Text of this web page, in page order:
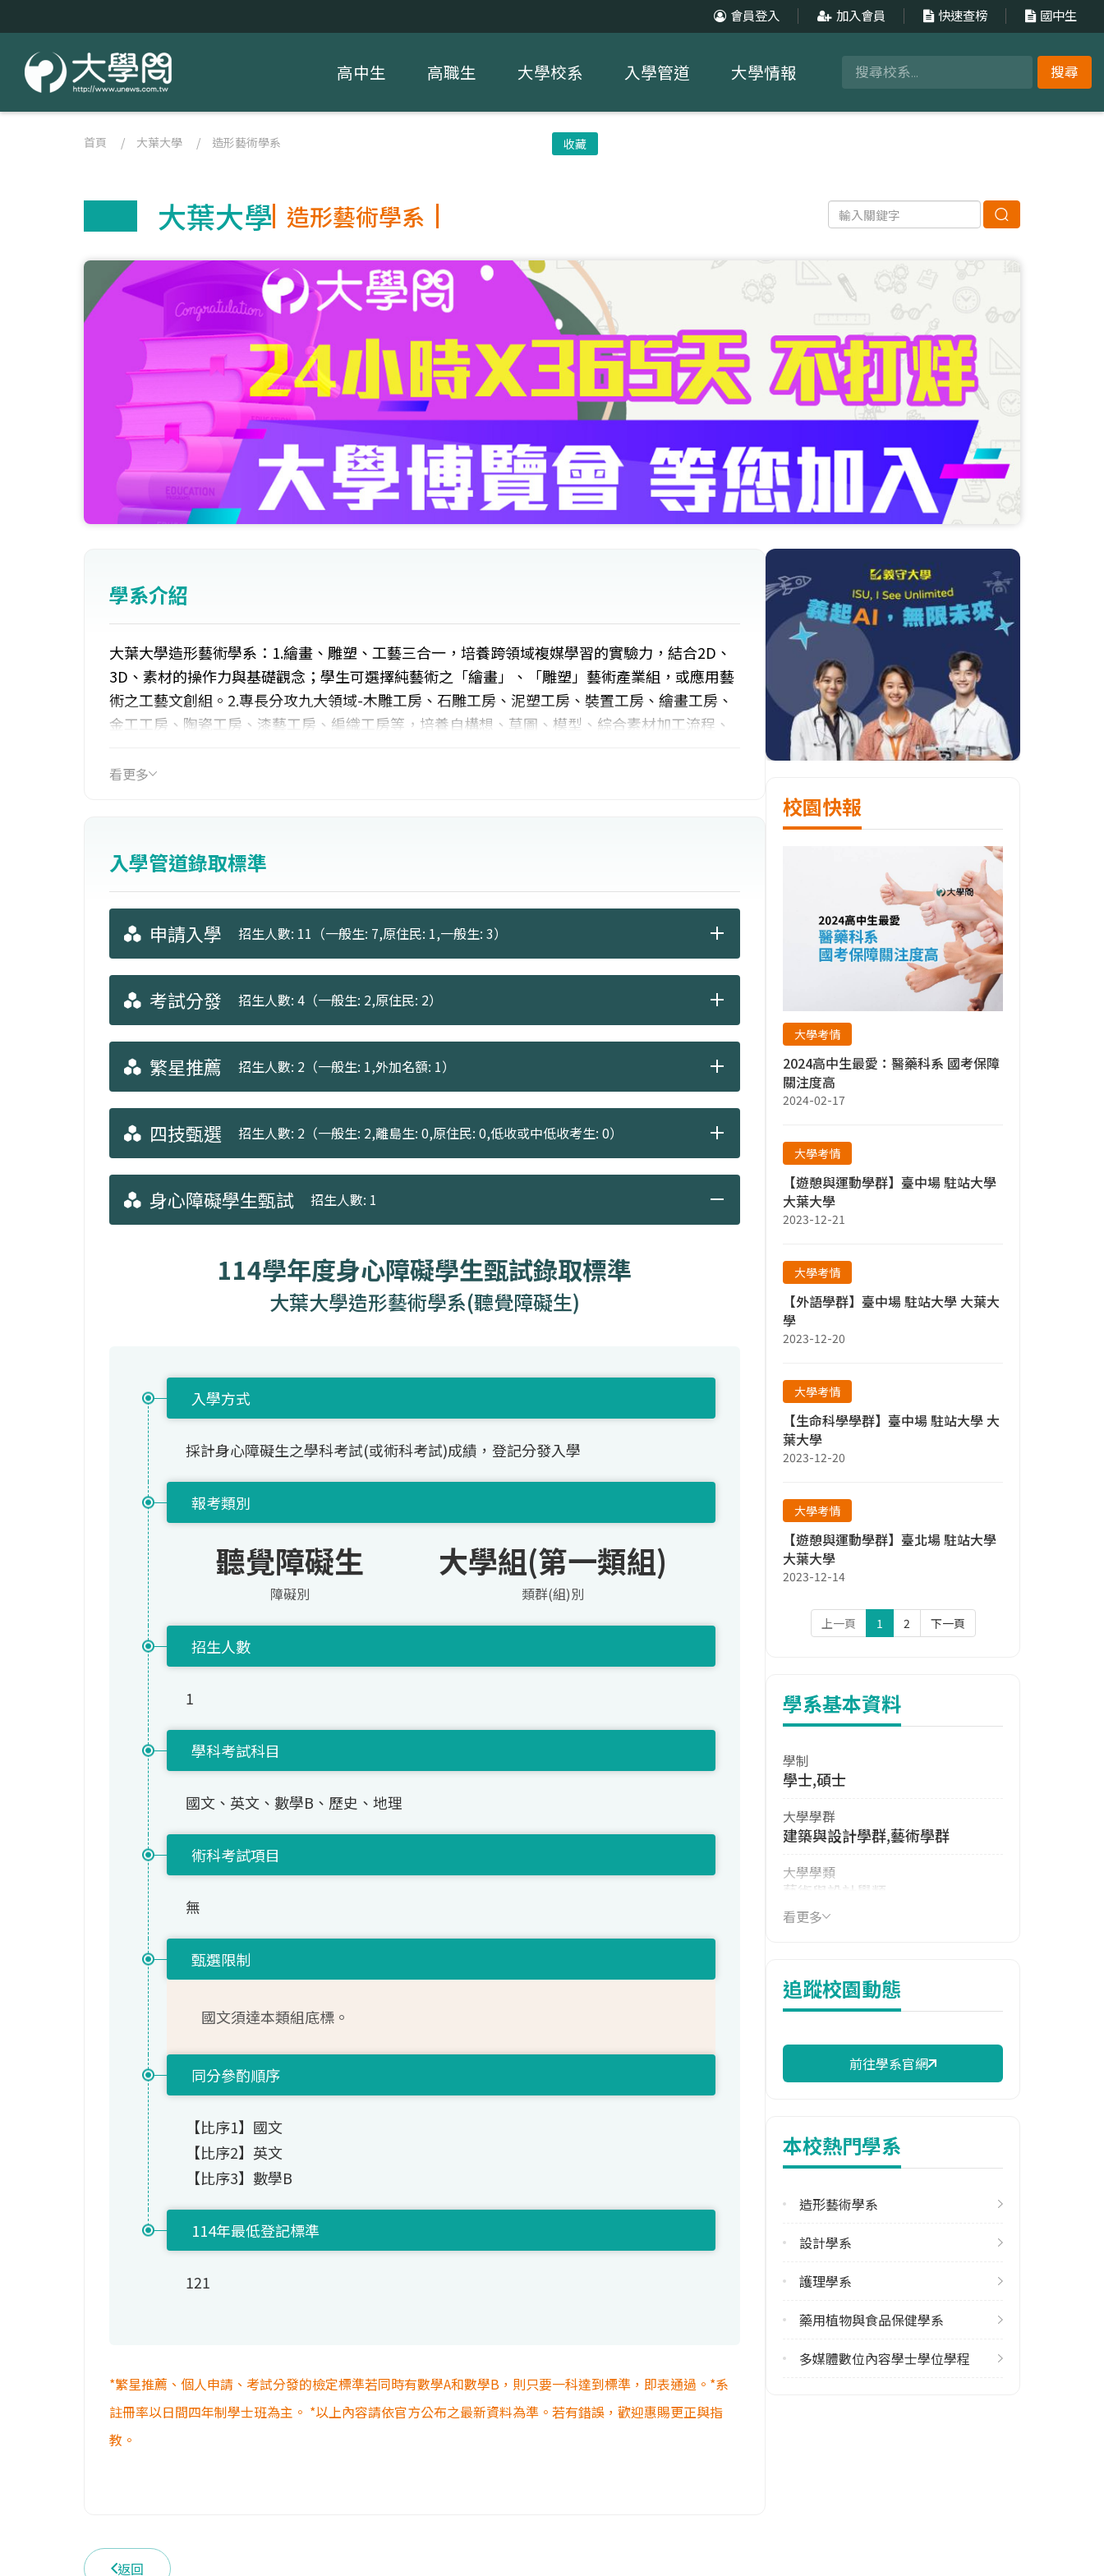
會員登入 加入會員 快速查榜 國中生
搜尋
高中生 高職生 大學校系 入學管道 大學情報
首頁 / 大葉大學 / 造形藝術學系 收藏
大葉大學 造形藝術學系
學系介紹
大葉大學造形藝術學系：1.繪畫、雕塑、工藝三合一，培養跨領域複媒學習的實驗力，結合2D、
3D、素材的操作力與基礎觀念；學生可選擇純藝術之「繪畫」、「雕塑」藝術產業組，或應用藝
術之工藝文創組。2.專長分攻九大領域-木雕工房、石雕工房、泥塑工房、裝置工房、繪畫工房、
金工工房、陶瓷工房、漆藝工房、編織工房等，培養自構想、草圖、模型、綜合素材加工流程、
看更多
入學管道錄取標準
申請入學 招生人數: 11（一般生: 7,原住民: 1,一般生: 3）
考試分發 招生人數: 4（一般生: 2,原住民: 2）
繁星推薦 招生人數: 2（一般生: 1,外加名額: 1）
四技甄選 招生人數: 2（一般生: 2,離島生: 0,原住民: 0,低收或中低收考生: 0）
身心障礙學生甄試 招生人數: 1
114學年度身心障礙學生甄試錄取標準
大葉大學造形藝術學系(聽覺障礙生)
入學方式
採計身心障礙生之學科考試(或術科考試)成績，登記分發入學
報考類別
聽覺障礙生
障礙別
大學組(第一類組)
類群(組)別
招生人數
1
學科考試科目
國文、英文、數學B、歷史、地理
術科考試項目
無
甄選限制
國文須達本類組底標。
同分參酌順序
【比序1】國文
【比序2】英文
【比序3】數學B
114年最低登記標準
121
*繁星推薦、個人申請、考試分發的檢定標準若同時有數學A和數學B，則只要一科達到標準，即表通過。*系
註冊率以日間四年制學士班為主。 *以上內容請依官方公布之最新資料為準。若有錯誤，歡迎惠賜更正與指
教。
校園快報
大學考情
2024高中生最愛：醫藥科系 國考保障
關注度高
2024-02-17
大學考情
【遊憩與運動學群】臺中場 駐站大學
大葉大學
2023-12-21
大學考情
【外語學群】臺中場 駐站大學 大葉大
學
2023-12-20
大學考情
【生命科學學群】臺中場 駐站大學 大
葉大學
2023-12-20
大學考情
【遊憩與運動學群】臺北場 駐站大學
大葉大學
2023-12-14
上一頁 1 2 下一頁
學系基本資料
學制
學士,碩士
大學學群
建築與設計學群,藝術學群
大學學類
藝術與設計學類
技職群類
114年學費
39,330 元/學期
114年雜費
13,418 元/學期
學系電話
(04)8511888 #5130
學系地址
看更多
追蹤校園動態
前往學系官網
本校熱門學系
造形藝術學系
設計學系
護理學系
藥用植物與食品保健學系
多媒體數位內容學士學位學程
返回